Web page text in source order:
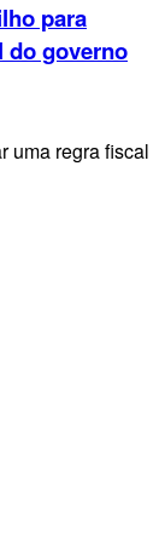
para
do governo
uma regra fiscal